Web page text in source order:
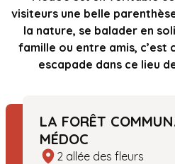
visiteurs une belle
la nature, se balader en
famille ou entre amis, c’est
escapade dans ce lieu
LA FORÊT
MÉDOC
2 allée des fleurs